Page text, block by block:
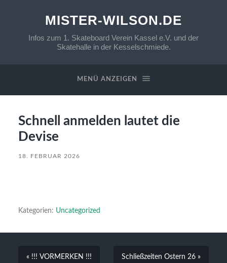
MISTER-WILSON.DE
Infos zum 1. Skateboard Verein Kassel e.V. und der
Skatehalle in der Kesselschmiede.
MENÜ ANZEIGEN
Schnell anmelden lautet die
Devise
18. FEBRUAR 2026
Kategorien: Uncategorized
« !!! VORMERKEN !!! Schließzeiten Ostern 26 »